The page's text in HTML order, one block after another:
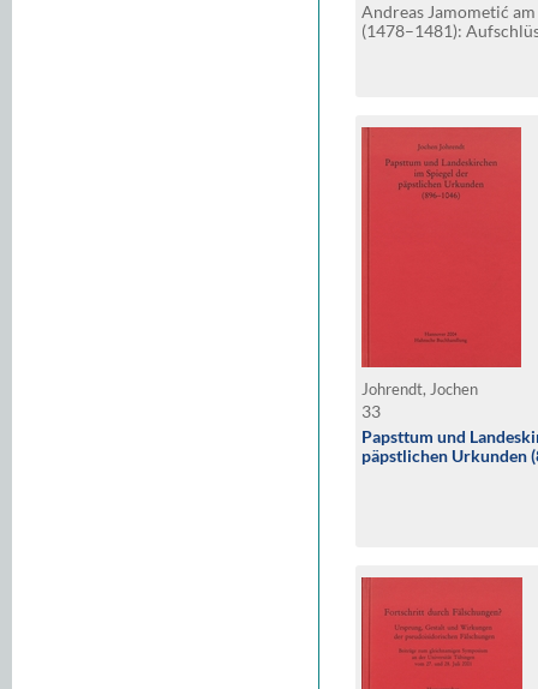
Andreas Jamometić
(1478–1481):
Johrendt, Jochen
33
Papsttum und
päpstlichen Urkunden